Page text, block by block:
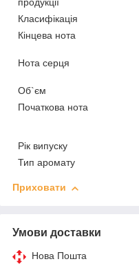
продукції
Класифікація
Кінцева нота
Нота серця
Об`єм
Початкова нота
Рік випуску
Тип аромату
Приховати
Умови доставки
Нова Пошта